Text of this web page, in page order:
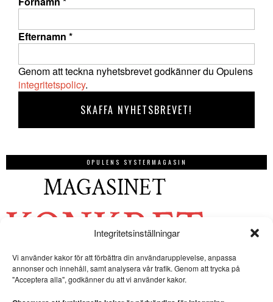
Integritetsinställningar
Vi använder kakor för att förbättra din användarupplevelse, anpassa
annonser och innehåll, samt analysera vår trafik. Genom att trycka på
"Acceptera alla", godkänner du att vi använder kakor.
Efternamn *
Genom att teckna nyhetsbrevet godkänner du Opulens
integritetspolicy.
OPULENS SYSTERMAGASIN